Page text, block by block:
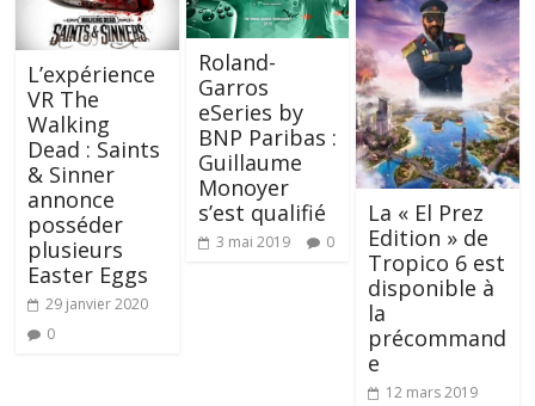
L’expérience
VR The
Walking
Dead : Saints
& Sinner
annonce
posséder
plusieurs
Easter Eggs
29 janvier 2020
0
Roland-
Garros
eSeries by
BNP Paribas :
Guillaume
Monoyer
s’est qualifié
3 mai 2019 0
La « El Prez
Edition » de
Tropico 6 est
disponible à
la
précommand
e
12 mars 2019